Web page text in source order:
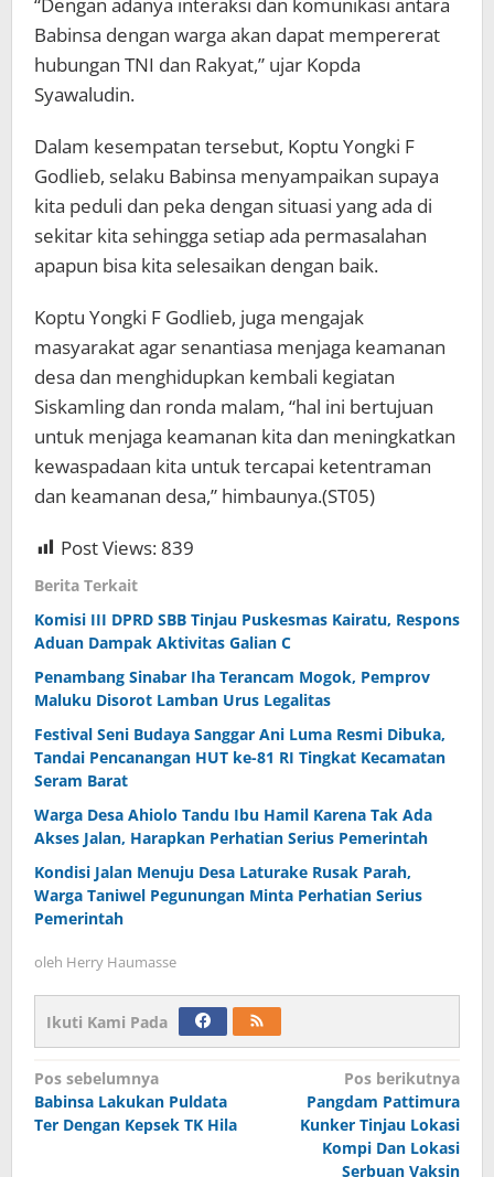
Babinsa dengan warga akan dapat mempererat
hubungan TNI dan Rakyat,” ujar Kopda
Syawaludin.
Dalam kesempatan tersebut, Koptu Yongki F
Godlieb, selaku Babinsa menyampaikan supaya
kita peduli dan peka dengan situasi yang ada di
sekitar kita sehingga setiap ada permasalahan
apapun bisa kita selesaikan dengan baik.
Koptu Yongki F Godlieb, juga mengajak
masyarakat agar senantiasa menjaga keamanan
desa dan menghidupkan kembali kegiatan
Siskamling dan ronda malam, “hal ini bertujuan
untuk menjaga keamanan kita dan meningkatkan
kewaspadaan kita untuk tercapai ketentraman
dan keamanan desa,” himbaunya.(ST05)
Post Views: 839
Berita Terkait
Komisi III DPRD SBB Tinjau Puskesmas Kairatu, Respons
Aduan Dampak Aktivitas Galian C
Penambang Sinabar Iha Terancam Mogok, Pemprov
Maluku Disorot Lamban Urus Legalitas
Festival Seni Budaya Sanggar Ani Luma Resmi Dibuka,
Tandai Pencanangan HUT ke-81 RI Tingkat Kecamatan
Seram Barat
Warga Desa Ahiolo Tandu Ibu Hamil Karena Tak Ada
Akses Jalan, Harapkan Perhatian Serius Pemerintah
Kondisi Jalan Menuju Desa Laturake Rusak Parah,
Warga Taniwel Pegunungan Minta Perhatian Serius
Pemerintah
oleh Herry Haumasse
Ikuti Kami Pada
Navigasi
pos
Pos sebelumnya
Babinsa Lakukan Puldata
Ter Dengan Kepsek TK Hila
Pos berikutnya
Pangdam Pattimura
Kunker Tinjau Lokasi
Kompi Dan Lokasi
Serbuan Vaksin